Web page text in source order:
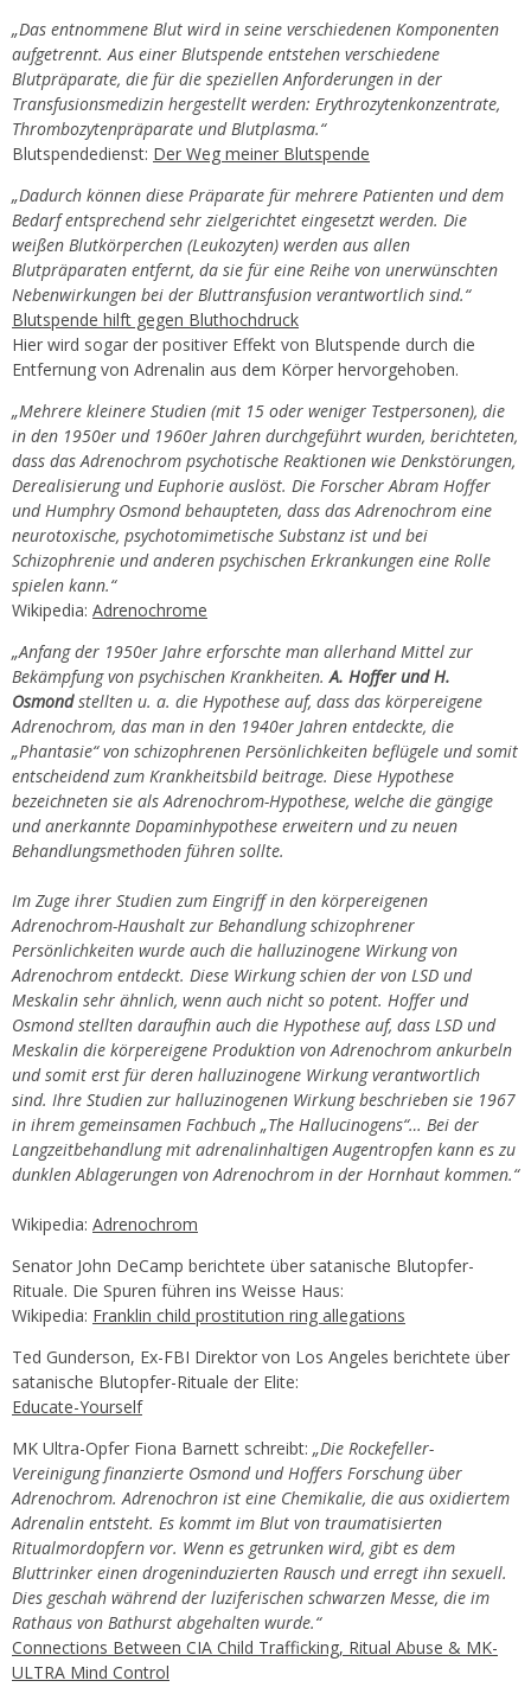
„Das entnommene Blut wird in seine verschiedenen Komponenten
aufgetrennt. Aus einer Blutspende entstehen verschiedene
Blutpräparate, die für die speziellen Anforderungen in der
Transfusionsmedizin hergestellt werden: Erythrozytenkonzentrate,
Thrombozytenpräparate und Blutplasma.“
Blutspendedienst: Der Weg meiner Blutspende
„Dadurch können diese Präparate für mehrere Patienten und dem
Bedarf entsprechend sehr zielgerichtet eingesetzt werden. Die
weißen Blutkörperchen (Leukozyten) werden aus allen
Blutpräparaten entfernt, da sie für eine Reihe von unerwünschten
Nebenwirkungen bei der Bluttransfusion verantwortlich sind.“
Blutspende hilft gegen Bluthochdruck
Hier wird sogar der positiver Effekt von Blutspende durch die
Entfernung von Adrenalin aus dem Körper hervorgehoben.
„Mehrere kleinere Studien (mit 15 oder weniger Testpersonen), die
in den 1950er und 1960er Jahren durchgeführt wurden, berichteten,
dass das Adrenochrom psychotische Reaktionen wie Denkstörungen,
Derealisierung und Euphorie auslöst. Die Forscher Abram Hoffer
und Humphry Osmond behaupteten, dass das Adrenochrom eine
neurotoxische, psychotomimetische Substanz ist und bei
Schizophrenie und anderen psychischen Erkrankungen eine Rolle
spielen kann.“
Wikipedia: Adrenochrome
„Anfang der 1950er Jahre erforschte man allerhand Mittel zur
Bekämpfung von psychischen Krankheiten. A. Hoffer und H.
Osmondstellten u. a. die Hypothese auf, dass das körpereigene
Adrenochrom, das man in den 1940er Jahren entdeckte, die
„Phantasie“ von schizophrenen Persönlichkeiten beflügele und somit
entscheidend zum Krankheitsbild beitrage. Diese Hypothese
bezeichneten sie als Adrenochrom-Hypothese, welche die gängige
und anerkannte Dopaminhypothese erweitern und zu neuen
Behandlungsmethoden führen sollte.
Im Zuge ihrer Studien zum Eingriff in den körpereigenen
Adrenochrom-Haushalt zur Behandlung schizophrener
Persönlichkeiten wurde auch die halluzinogene Wirkung von
Adrenochrom entdeckt. Diese Wirkung schien der von LSD und
Meskalin sehr ähnlich, wenn auch nicht so potent. Hoffer und
Osmond stellten daraufhin auch die Hypothese auf, dass LSD und
Meskalin die körpereigene Produktion von Adrenochrom ankurbeln
und somit erst für deren halluzinogene Wirkung verantwortlich
sind. Ihre Studien zur halluzinogenen Wirkung beschrieben sie 1967
in ihrem gemeinsamen Fachbuch „The Hallucinogens“… Bei der
Langzeitbehandlung mit adrenalinhaltigen Augentropfen kann es zu
dunklen Ablagerungen von Adrenochrom in der Hornhaut kommen.“
Wikipedia: Adrenochrom
Senator John DeCamp berichtete über satanische Blutopfer-
Rituale. Die Spuren führen ins Weisse Haus:
Wikipedia: Franklin child prostitution ring allegations
Ted Gunderson, Ex-FBI Direktor von Los Angeles berichtete über
satanische Blutopfer-Rituale der Elite:
Educate-Yourself
MK Ultra-Opfer Fiona Barnett schreibt: „Die Rockefeller-
Vereinigung finanzierte Osmond und Hoffers Forschung über
Adrenochrom. Adrenochron ist eine Chemikalie, die aus oxidiertem
Adrenalin entsteht. Es kommt im Blut von traumatisierten
Ritualmordopfern vor. Wenn es getrunken wird, gibt es dem
Bluttrinker einen drogeninduzierten Rausch und erregt ihn sexuell.
Dies geschah während der luziferischen schwarzen Messe, die im
Rathaus von Bathurst abgehalten wurde.“
Connections Between CIA Child Trafficking, Ritual Abuse & MK-
ULTRA Mind Control